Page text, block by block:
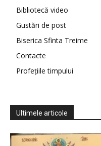
Bibliotecă video
Gustări de post
Biserica Sfinta Treime
Contacte
Profețiile timpului
Ultimele articole